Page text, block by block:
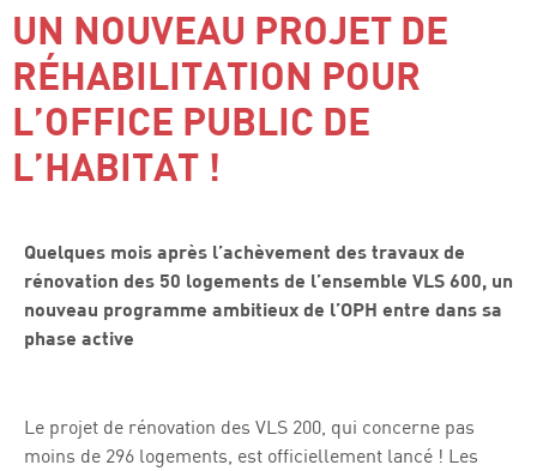
UN NOUVEAU PROJET DE
RÉHABILITATION POUR
L’OFFICE PUBLIC DE
L’HABITAT !
Quelques mois après l’achèvement des travaux de
rénovation des 50 logements de l’ensemble VLS 600, un
nouveau programme ambitieux de l’OPH entre dans sa
phase active
Le projet de rénovation des VLS 200, qui concerne pas
moins de 296 logements, est officiellement lancé ! Les